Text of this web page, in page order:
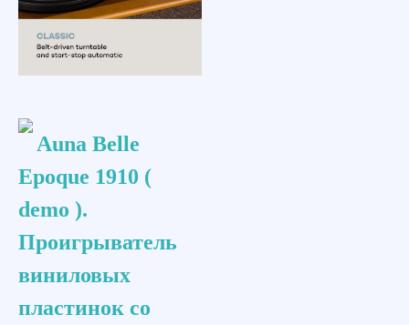
Auna Belle
Epoque 1910 (
demo ).
Проигрыватель
виниловых
пластинок со